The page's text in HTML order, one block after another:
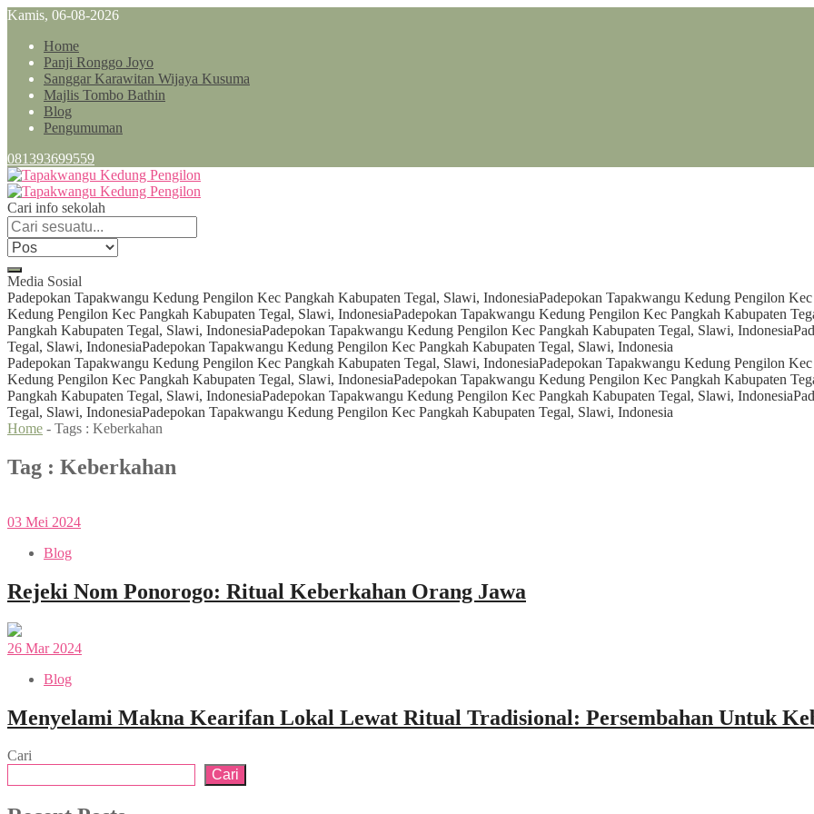
Kamis, 06-08-2026
Home
Panji Ronggo Joyo
Sanggar Karawitan Wijaya Kusuma
Majlis Tombo Bathin
Blog
Pengumuman
081393699559
Cari info sekolah
Media Sosial
Padepokan Tapakwangu Kedung Pengilon Kec Pangkah Kabupaten Tegal, Slawi, IndonesiaPadepokan Tapakwangu Kedung Pengilon
Kedung Pengilon Kec Pangkah Kabupaten Tegal, Slawi, IndonesiaPadepokan Tapakwangu Kedung Pengilon Kec Pangkah Kabupaten
Pangkah Kabupaten Tegal, Slawi, IndonesiaPadepokan Tapakwangu Kedung Pengilon Kec Pangkah Kabupaten Tegal, Slawi, Indonesia
Tegal, Slawi, IndonesiaPadepokan Tapakwangu Kedung Pengilon Kec Pangkah Kabupaten Tegal, Slawi, Indonesia
Padepokan Tapakwangu Kedung Pengilon Kec Pangkah Kabupaten Tegal, Slawi, IndonesiaPadepokan Tapakwangu Kedung Pengilon
Kedung Pengilon Kec Pangkah Kabupaten Tegal, Slawi, IndonesiaPadepokan Tapakwangu Kedung Pengilon Kec Pangkah Kabupaten
Pangkah Kabupaten Tegal, Slawi, IndonesiaPadepokan Tapakwangu Kedung Pengilon Kec Pangkah Kabupaten Tegal, Slawi, Indonesia
Tegal, Slawi, IndonesiaPadepokan Tapakwangu Kedung Pengilon Kec Pangkah Kabupaten Tegal, Slawi, Indonesia
Home - Tags : Keberkahan
Tag : Keberkahan
03 Mei 2024
Blog
Rejeki Nom Ponorogo: Ritual Keberkahan Orang Jawa
26 Mar 2024
Blog
Menyelami Makna Kearifan Lokal Lewat Ritual Tradisional: Persembahan Untuk
Cari
Cari